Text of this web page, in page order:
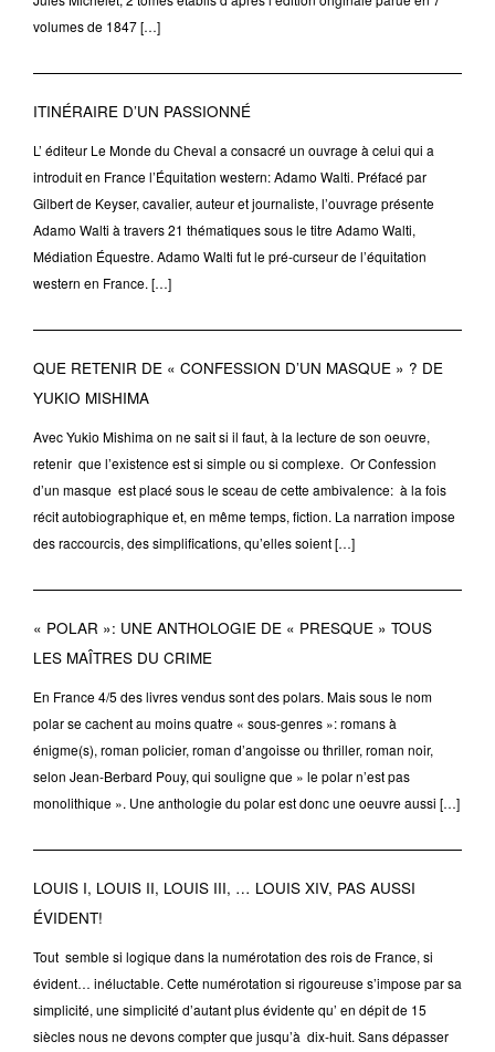
volumes de 1847 […]
ITINÉRAIRE D’UN PASSIONNÉ
L’ éditeur Le Monde du Cheval a consacré un ouvrage à celui qui a
introduit en France l’Équitation western: Adamo Walti. Préfacé par
Gilbert de Keyser, cavalier, auteur et journaliste, l’ouvrage présente
Adamo Walti à travers 21 thématiques sous le titre Adamo Walti,
Médiation Équestre. Adamo Walti fut le pré-curseur de l’équitation
western en France. […]
QUE RETENIR DE « CONFESSION D’UN MASQUE » ? DE
YUKIO MISHIMA
Avec Yukio Mishima on ne sait si il faut, à la lecture de son oeuvre,
retenir que l’existence est si simple ou si complexe. Or Confession
d’un masque est placé sous le sceau de cette ambivalence: à la fois
récit autobiographique et, en même temps, fiction. La narration impose
des raccourcis, des simplifications, qu’elles soient […]
« POLAR »: UNE ANTHOLOGIE DE « PRESQUE » TOUS
LES MAÎTRES DU CRIME
En France 4/5 des livres vendus sont des polars. Mais sous le nom
polar se cachent au moins quatre « sous-genres »: romans à
énigme(s), roman policier, roman d’angoisse ou thriller, roman noir,
selon Jean-Berbard Pouy, qui souligne que » le polar n’est pas
monolithique ». Une anthologie du polar est donc une oeuvre aussi […]
LOUIS I, LOUIS II, LOUIS III, … LOUIS XIV, PAS AUSSI
ÉVIDENT!
Tout semble si logique dans la numérotation des rois de France, si
évident… inéluctable. Cette numérotation si rigoureuse s’impose par sa
simplicité, une simplicité d’autant plus évidente qu’ en dépit de 15
siècles nous ne devons compter que jusqu’à dix-huit. Sans dépasser